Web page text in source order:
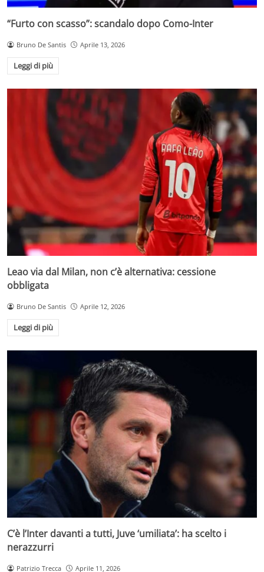
“Furto con scasso”: scandalo dopo Como-Inter
Bruno De Santis Aprile 13, 2026
Leggi di più
Leao via dal Milan, non c’è alternativa: cessione
obbligata
Bruno De Santis Aprile 12, 2026
Leggi di più
C’è l’Inter davanti a tutti, Juve ‘umiliata’: ha scelto i
nerazzurri
Patrizio Trecca Aprile 11, 2026